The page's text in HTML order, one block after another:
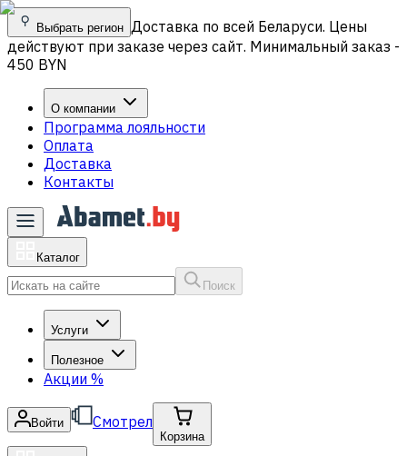
Выбрать регион Доставка по всей Беларуси. Цены
действуют при заказе через сайт. Минимальный заказ -
450 BYN
О компании
Программа лояльности
Оплата
Доставка
Контакты
Каталог
Поиск
Услуги
Полезное
Акции %
Войти Смотрел
Корзина